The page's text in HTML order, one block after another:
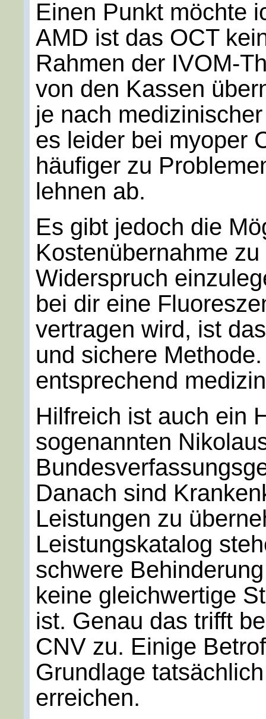
Einen Punkt möchte
AMD ist das OCT
Rahmen der IVOM-
von den Kassen
je nach
es leider bei myoper
häufiger zu
lehnen ab.
Es gibt jedoch die
Kostenübernahme
Widerspruch
bei dir eine
vertragen wird, ist
und sichere
entsprechend
Hilfreich ist auch ein
sogenannten
Danach sind
Leistungen zu
Leistungskatalog
schwere
keine gleichwertige
ist. Genau das trifft
CNV zu. Einige
Grundlage
erreichen.